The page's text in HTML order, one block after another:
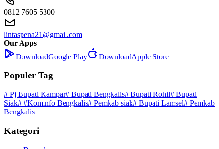
0812 7605 5300
lintaspena21@gmail.com
Our Apps
DownloadGoogle Play DownloadApple Store
Populer Tag
# Pj Bupati Kampar# Bupati Bengkalis# Bupati Rohil# Bupati
Siak# #Kominfo Bengkalis# Pemkab siak# Bupati Lamsel# Pemkab
Bengkalis
Kategori